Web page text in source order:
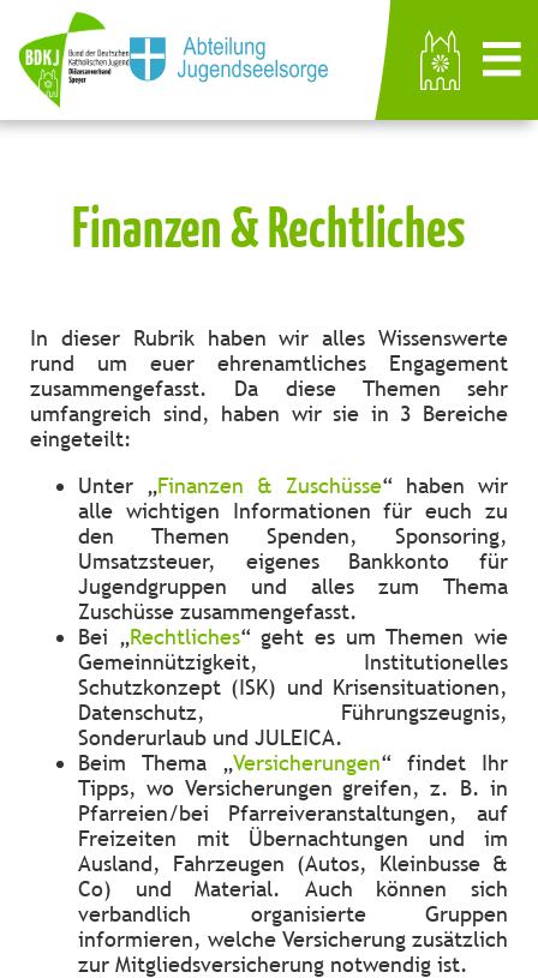
Finanzen & Rechtliches
In dieser Rubrik haben wir alles Wissenswerte
rund um euer ehrenamtliches Engagement
zusammengefasst. Da diese Themen sehr
umfangreich sind, haben wir sie in 3 Bereiche
eingeteilt:
Unter „Finanzen & Zuschüsse“ haben wir
alle wichtigen Informationen für euch zu
den Themen Spenden, Sponsoring,
Umsatzsteuer, eigenes Bankkonto für
Jugendgruppen und alles zum Thema
Zuschüsse zusammengefasst.
Bei „Rechtliches“ geht es um Themen wie
Gemeinnützigkeit, Institutionelles
Schutzkonzept (ISK) und Krisensituationen,
Datenschutz, Führungszeugnis,
Sonderurlaub und JULEICA.
Beim Thema „Versicherungen“ findet Ihr
Tipps, wo Versicherungen greifen, z. B. in
Pfarreien/bei Pfarreiveranstaltungen, auf
Freizeiten mit Übernachtungen und im
Ausland, Fahrzeugen (Autos, Kleinbusse &
Co) und Material. Auch können sich
verbandlich organisierte Gruppen
informieren, welche Versicherung zusätzlich
zur Mitgliedsversicherung notwendig ist.